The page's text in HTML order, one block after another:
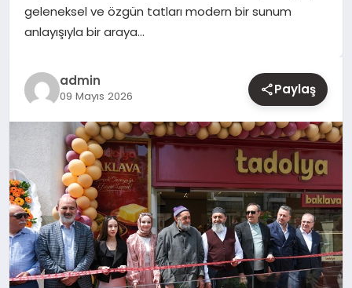
EĞITIM
geleneksel ve özgün tatları modern bir sunum
anlayışıyla bir araya…
admin
09 Mayıs 2026 Paylaş